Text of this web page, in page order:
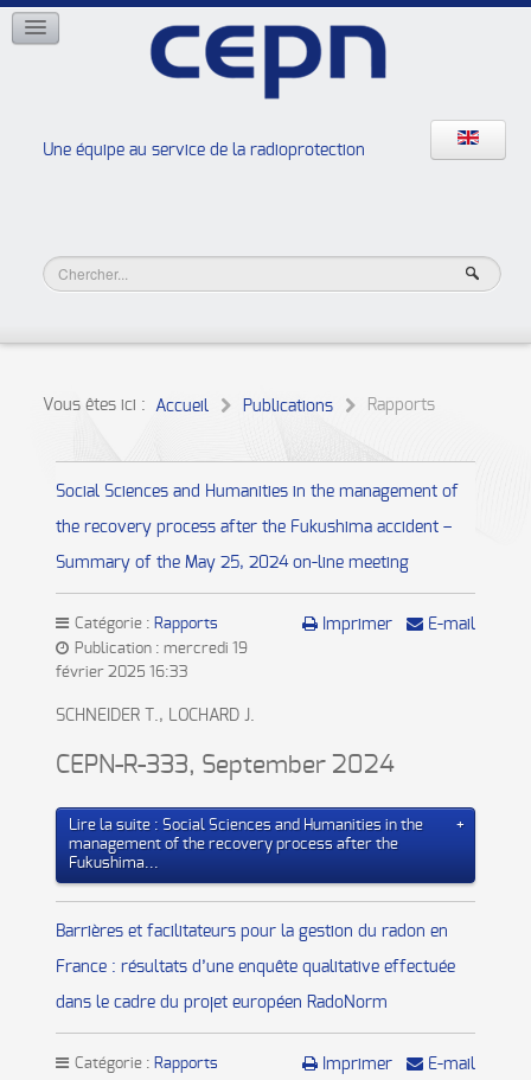
Une équipe au service de la radioprotection
RÉSEAUX
Les ateliers de la radioprotection
Vous êtes ici : Accueil Publications Rapports
Social Sciences and Humanities in the management of
the recovery process after the Fukushima accident –
Summary of the May 25, 2024 on-line meeting
Imprimer E-mail
Catégorie : Rapports
Publication : mercredi 19
février 2025 16:33
SCHNEIDER T., LOCHARD J.
CEPN-R-333, September 2024
Lire la suite : Social Sciences and Humanities in the
management of the recovery process after the
Fukushima...
Barrières et facilitateurs pour la gestion du radon en
France : résultats d’une enquête qualitative effectuée
dans le cadre du projet européen RadoNorm
Imprimer E-mail
Catégorie : Rapports